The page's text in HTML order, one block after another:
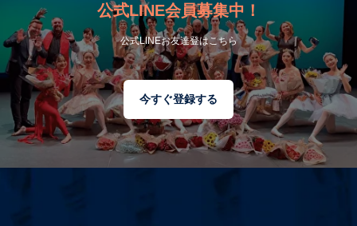
公式LINE会員募集中！
公式LINEお友達登はこちら
今すぐ登録する